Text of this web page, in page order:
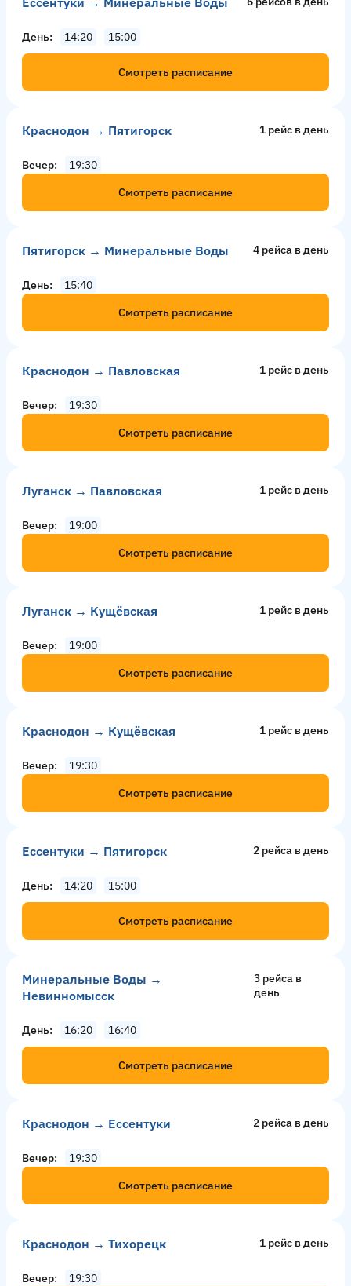
День 14:20 15:00
Смотреть расписание
Краснодон → Пятигорск 1 рейс в день
Вечер
19:30
Смотреть расписание
Пятигорск → Минеральные Воды 4 рейсa в день
День
15:40
Смотреть расписание
Краснодон → Павловская 1 рейс в день
Вечер
19:30
Смотреть расписание
Луганск → Павловская 1 рейс в день
Вечер
19:00
Смотреть расписание
Луганск → Кущёвская 1 рейс в день
Вечер
19:00
Смотреть расписание
Краснодон → Кущёвская 1 рейс в день
Вечер
19:30
Смотреть расписание
Ессентуки → Пятигорск 2 рейсa в день
День 14:20 15:00
Смотреть расписание
Минеральные Воды →
Невинномысск
3 рейсa в
день
День 16:20 16:40
Смотреть расписание
Краснодон → Ессентуки 2 рейсa в день
Вечер
19:30
Смотреть расписание
Краснодон → Тихорецк 1 рейс в день
Вечер
19:30